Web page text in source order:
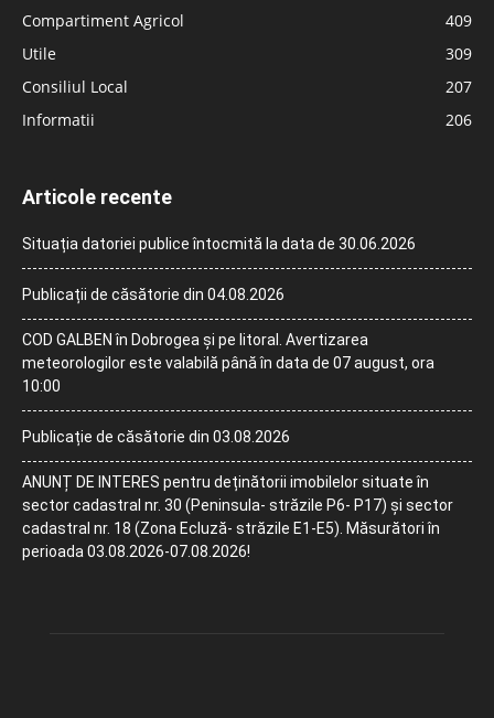
Compartiment Agricol
409
Utile
309
Consiliul Local
207
Informatii
206
Articole recente
Situația datoriei publice întocmită la data de 30.06.2026
Publicații de căsătorie din 04.08.2026
COD GALBEN în Dobrogea și pe litoral. Avertizarea
meteorologilor este valabilă până în data de 07 august, ora
10:00
Publicație de căsătorie din 03.08.2026
ANUNȚ DE INTERES pentru deținătorii imobilelor situate în
sector cadastral nr. 30 (Peninsula- străzile P6- P17) și sector
cadastral nr. 18 (Zona Ecluză- străzile E1-E5). Măsurători în
perioada 03.08.2026-07.08.2026!